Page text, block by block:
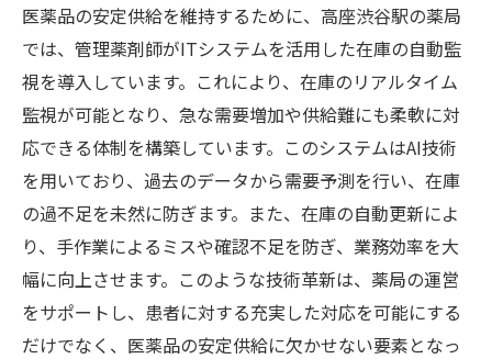
医薬品の安定供給を維持するために、高座渋谷駅の薬局
では、管理薬剤師がITシステムを活用した在庫の自動監
視を導入しています。これにより、在庫のリアルタイム
監視が可能となり、急な需要増加や供給難にも柔軟に対
応できる体制を構築しています。このシステムはAI技術
を用いており、過去のデータから需要予測を行い、在庫
の過不足を未然に防ぎます。また、在庫の自動更新によ
り、手作業によるミスや確認不足を防ぎ、業務効率を大
幅に向上させます。このような技術革新は、薬局の運営
をサポートし、患者に対する充実した対応を可能にする
だけでなく、医薬品の安定供給に欠かせない要素となっ